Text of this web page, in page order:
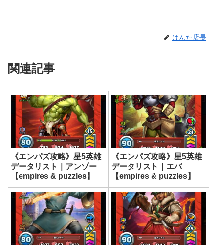
けんた店長
関連記事
《エンパズ攻略》星5英雄
データリスト｜アンゾー
【empires & puzzles】
《エンパズ攻略》星5英雄
データリスト｜エバ
【empires & puzzles】